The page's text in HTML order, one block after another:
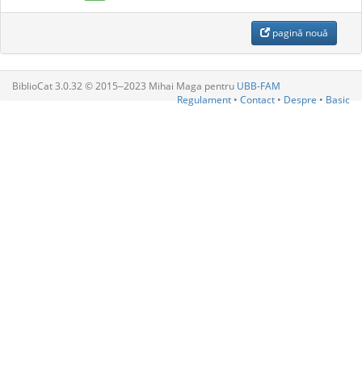
pagină nouă
BiblioCat 3.0.32 © 2015‒2023 Mihai Maga pentru UBB-FAM
Regulament • Contact • Despre • Basic